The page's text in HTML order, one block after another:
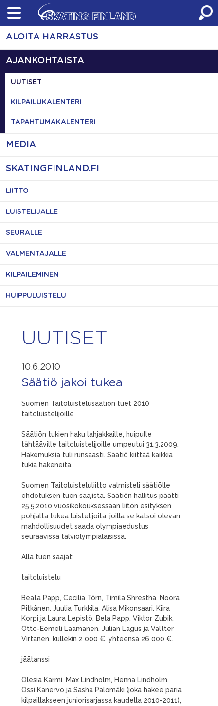
Skip
content
ALOITA HARRASTUS
AJANKOHTAISTA
UUTISET
KILPAILUKALENTERI
TAPAHTUMAKALENTERI
MEDIA
SKATINGFINLAND.FI
LIITTO
LUISTELIJALLE
SEURALLE
VALMENTAJALLE
KILPAILEMINEN
HUIPPULUISTELU
UUTISET
10.6.2010
Säätiö jakoi tukea
Suomen Taitoluistelusäätiön tuet 2010
taitoluistelijoille
Säätiön tukien haku lahjakkaille, huipulle
tähtääville taitoluistelijoille umpeutui 31.3.2009.
Hakemuksia tuli runsaasti. Säätiö kiittää kaikkia
tukia hakeneita.
Suomen Taitoluisteluliitto valmisteli säätiölle
ehdotuksen tuen saajista. Säätiön hallitus päätti
25.5.2010 vuosikokouksessaan liiton esityksen
pohjalta tukea luistelijoita, joilla se katsoi olevan
mahdollisuudet saada olympiaedustus
seuraavissa talviolympialaisissa.
Alla tuen saajat:
taitoluistelu
Beata Papp, Cecilia Törn, Timila Shrestha, Noora
Pitkänen, Juulia Turkkila, Alisa Mikonsaari, Kiira
Korpi ja Laura Lepistö, Bela Papp, Viktor Zubik,
Otto-Eemeli Laamanen, Julian Lagus ja Valtter
Virtanen, kullekin 2 000 €, yhteensä 26 000 €.
jäätanssi
Olesia Karmi, Max Lindholm, Henna Lindholm,
Ossi Kanervo ja Sasha Palomäki (joka hakee paria
kilpaillakseen juniorisarjassa kaudella 2010-2011),